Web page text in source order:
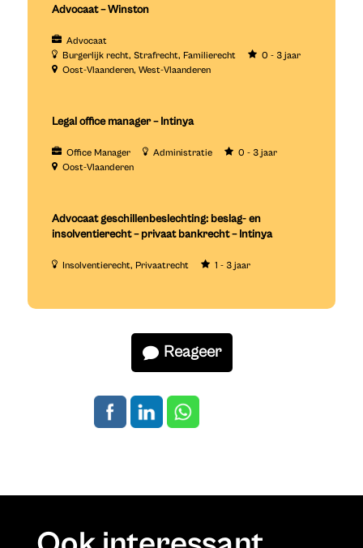
Advocaat – Winston
Advocaat
Burgerlijk recht Strafrecht Familierecht
0 - 3 jaar
Oost-Vlaanderen West-Vlaanderen
Legal office manager – Intinya
Office Manager Administratie
0 - 3 jaar
Oost-Vlaanderen
Advocaat geschillenbeslechting: beslag- en
insolventierecht – privaat bankrecht – Intinya
Insolventierecht Privaatrecht 1 - 3 jaar
Reageer